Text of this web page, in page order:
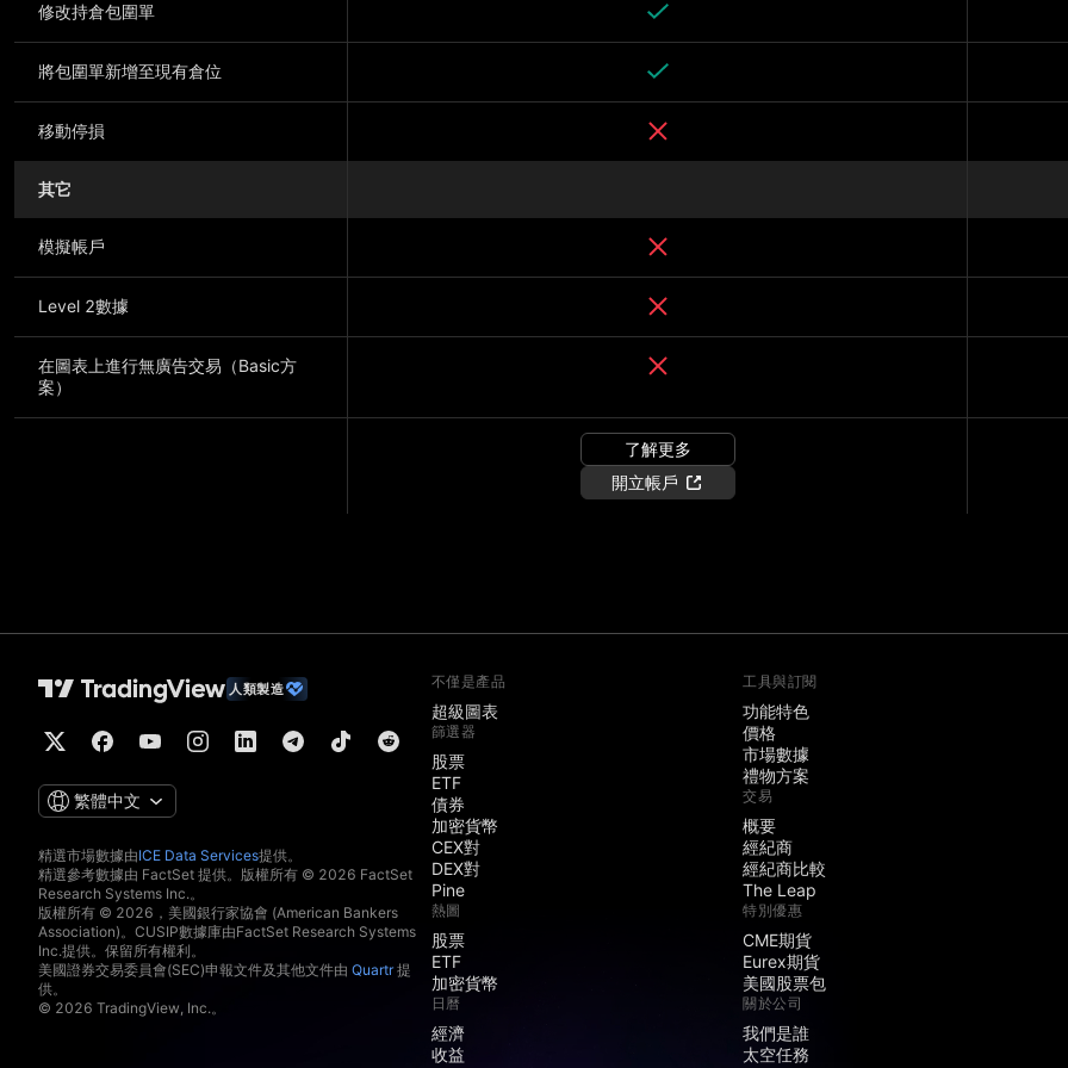
修改持倉包圍單
將包圍單新增至現有倉位
移動停損
其它
模擬帳戶
Level 2數據
在圖表上進行無廣告交易（Basic方
案）
了解更多
開立帳戶
人類製造
繁體中文
精選市場數據由ICE Data Services提供。
精選參考數據由 FactSet 提供。版權所有 © 2026 FactSet
Research Systems Inc.。
版權所有 © 2026，美國銀行家協會 (American Bankers
Association)。CUSIP數據庫由FactSet Research Systems
Inc.提供。保留所有權利。
美國證券交易委員會(SEC)申報文件及其他文件由 Quartr提
供。
© 2026 TradingView, Inc.。
不僅是產品
超級圖表
篩選器
股票
ETF
債券
加密貨幣
CEX對
DEX對
Pine
熱圖
股票
ETF
加密貨幣
日曆
經濟
收益
工具與訂閱
功能特色
價格
市場數據
禮物方案
交易
概要
經紀商
經紀商比較
The Leap
特別優惠
CME期貨
Eurex期貨
美國股票包
關於公司
我們是誰
太空任務